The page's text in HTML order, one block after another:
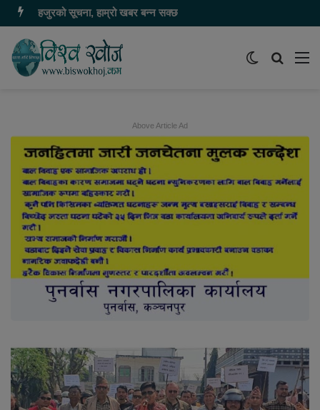
हजुरको सूचना, हाम्रो खबर बन्न सक्छ
समाचार
Switch
Above Article Ad